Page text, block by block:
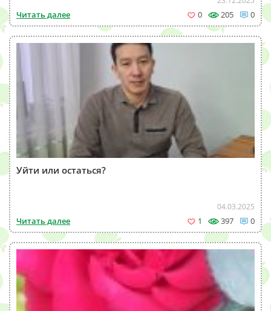
Читать далее 0 205 0
Уйти или остаться?
04.03.2025
Читать далее 1 397 0